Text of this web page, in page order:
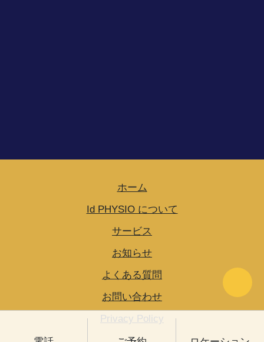
Go
ホーム
Id PHYSIO について
サービス
お知らせ
よくある質問
お問い合わせ
Privacy Policy